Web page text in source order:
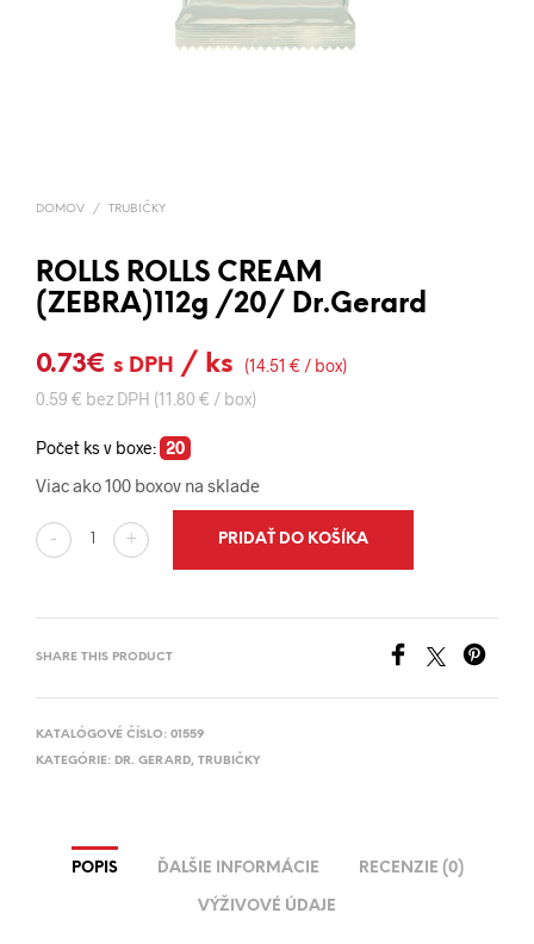
DOMOV / TRUBIČKY
ROLLS ROLLS CREAM
(ZEBRA)112g /20/ Dr.Gerard
0.73€ s DPH / ks
(14.51 € / box)
0.59 € bez DPH (11.80 € / box)
Počet ks v boxe: 20
Viac ako 100 boxov na sklade
- + PRIDAŤ DO KOŠÍKA
SHARE THIS PRODUCT
KATALÓGOVÉ ČÍSLO: 01559
KATEGÓRIE: DR. GERARD, TRUBIČKY
POPIS ĎALŠIE INFORMÁCIE RECENZIE (0)
VÝŽIVOVÉ ÚDAJE